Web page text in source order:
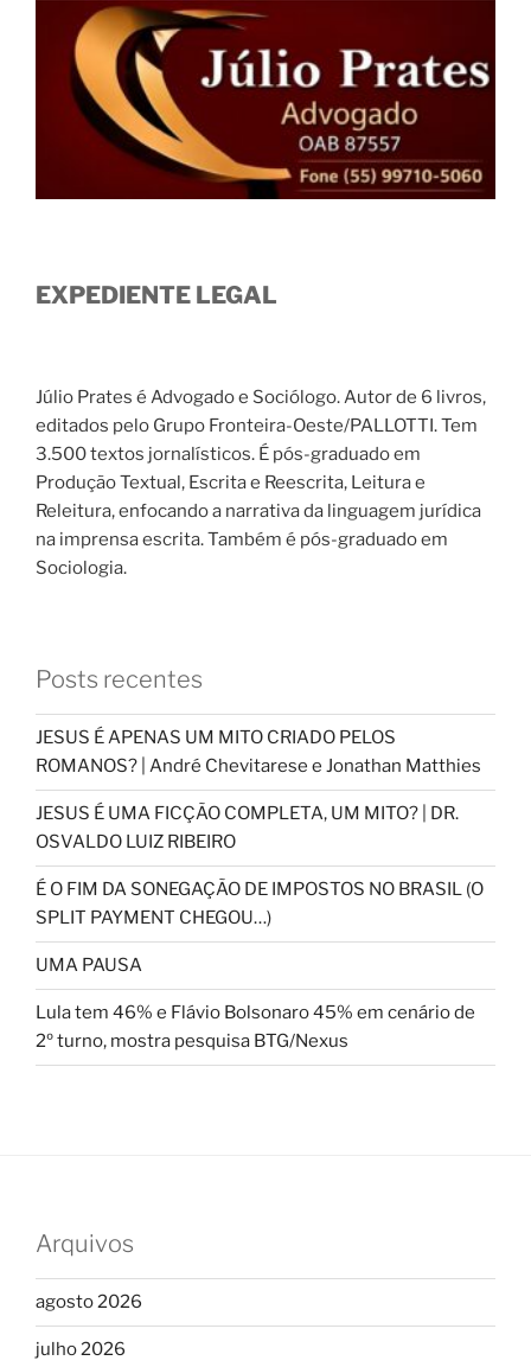
EXPEDIENTE LEGAL
Júlio Prates é Advogado e Sociólogo. Autor de 6 livros,
editados pelo Grupo Fronteira-Oeste/PALLOTTI. Tem
3.500 textos jornalísticos. É pós-graduado em
Produção Textual, Escrita e Reescrita, Leitura e
Releitura, enfocando a narrativa da linguagem jurídica
na imprensa escrita. Também é pós-graduado em
Sociologia.
Posts recentes
JESUS É APENAS UM MITO CRIADO PELOS
ROMANOS? | André Chevitarese e Jonathan Matthies
JESUS É UMA FICÇÃO COMPLETA, UM MITO? | DR.
OSVALDO LUIZ RIBEIRO
É O FIM DA SONEGAÇÃO DE IMPOSTOS NO BRASIL (O
SPLIT PAYMENT CHEGOU…)
UMA PAUSA
Lula tem 46% e Flávio Bolsonaro 45% em cenário de
2º turno, mostra pesquisa BTG/Nexus
Arquivos
agosto 2026
julho 2026